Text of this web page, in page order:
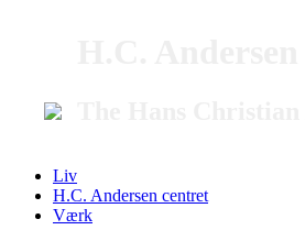
Liv
H.C. Andersen centret
Værk